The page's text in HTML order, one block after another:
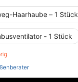
Haarhaube – 1 Stück
- 1 Stück